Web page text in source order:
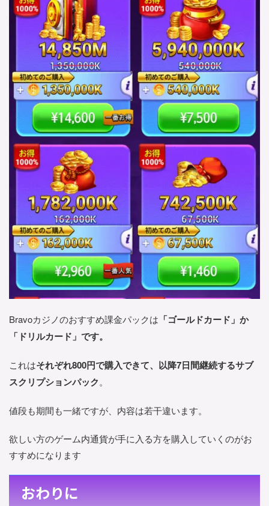
Bravoカジノのおすすめ課金パックは 「ゴールドカード」か
「ドリルカード」です。
これはそれぞれ800円で購入できて、以降7日間継続するサブ
スクリプションパック。
値段も期間も一緒ですが、内容は若干違います。
欲しい方のゲーム内通貨が手に入る方を購入していくのがお
すすめになります
おわりに